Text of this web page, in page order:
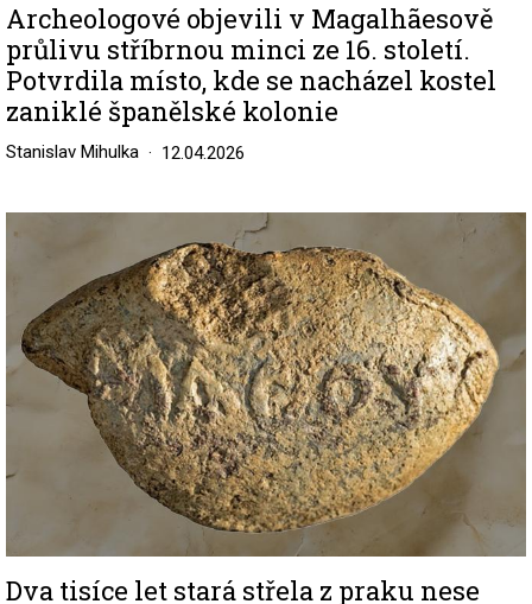
Archeologové objevili v Magalhãesově
průlivu stříbrnou minci ze 16. století.
Potvrdila místo, kde se nacházel kostel
zaniklé španělské kolonie
Stanislav Mihulka 12.04.2026
Image
Dva tisíce let stará střela z praku nese